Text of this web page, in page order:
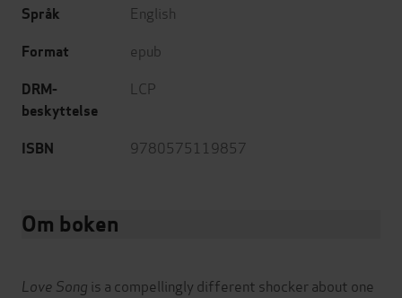
Språk English
Format epub
DRM-
beskyttelse
LCP
ISBN 9780575119857
Om boken
Love Song is a compellingly different shocker about one